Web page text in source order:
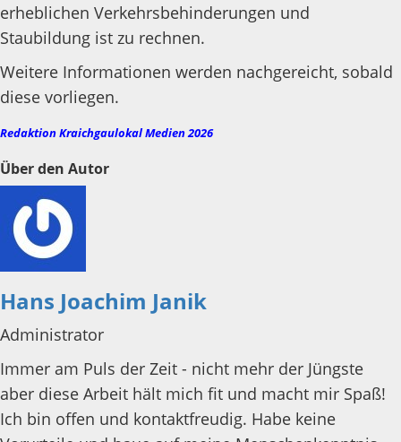
erheblichen Verkehrsbehinderungen und
Staubildung ist zu rechnen.
Weitere Informationen werden nachgereicht, sobald
diese vorliegen.
Redaktion Kraichgaulokal Medien 2026
Über den Autor
Hans Joachim Janik
Administrator
Immer am Puls der Zeit - nicht mehr der Jüngste
aber diese Arbeit hält mich fit und macht mir Spaß!
Ich bin offen und kontaktfreudig. Habe keine